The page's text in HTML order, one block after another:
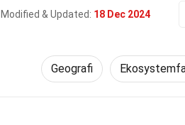
Modified & Updated: 18 Dec 2024
Geografi